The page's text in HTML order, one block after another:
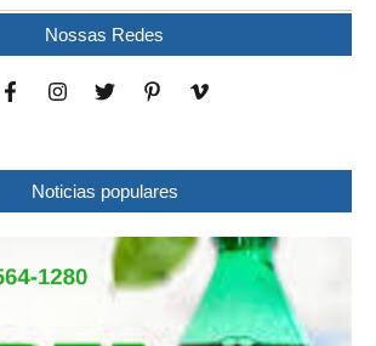
Nossas Redes
Noticias populares